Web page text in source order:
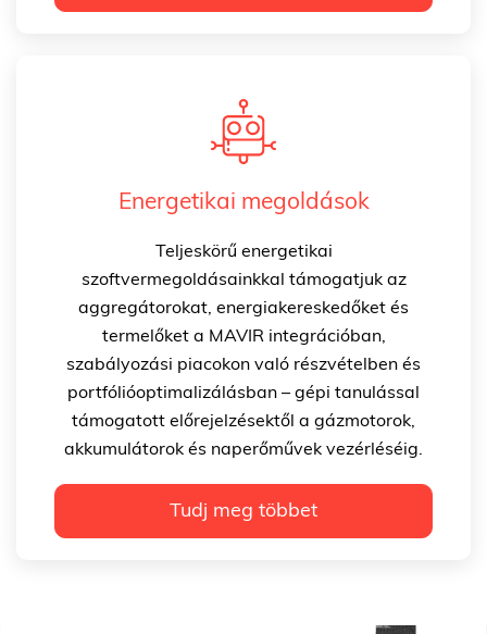
Energetikai megoldások
Teljeskörű energetikai
szoftvermegoldásainkkal támogatjuk az
aggregátorokat, energiakereskedőket és
termelőket a MAVIR integrációban,
szabályozási piacokon való részvételben és
portfólióoptimalizálásban – gépi tanulással
támogatott előrejelzésektől a gázmotorok,
akkumulátorok és naperőművek vezérléséig.
Tudj meg többet